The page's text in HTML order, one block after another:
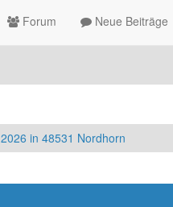
Forum Neue Beiträge
in 48531 Nordhorn